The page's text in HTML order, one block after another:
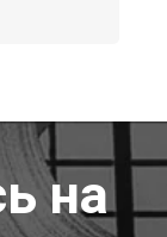
на